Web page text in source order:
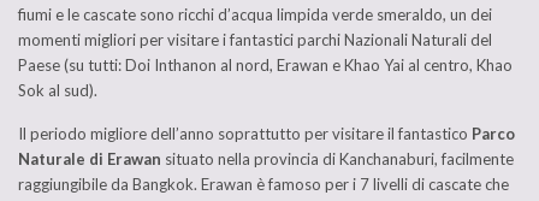
fiumi e le cascate sono ricchi d’acqua limpida verde smeraldo, un dei
momenti migliori per visitare i fantastici parchi Nazionali Naturali del
Paese (su tutti: Doi Inthanon al nord, Erawan e Khao Yai al centro, Khao
Sok al sud).
Il periodo migliore dell’anno soprattutto per visitare il fantastico Parco
Naturale di Erawan situato nella provincia di Kanchanaburi, facilmente
raggiungibile da Bangkok. Erawan è famoso per i 7 livelli di cascate che